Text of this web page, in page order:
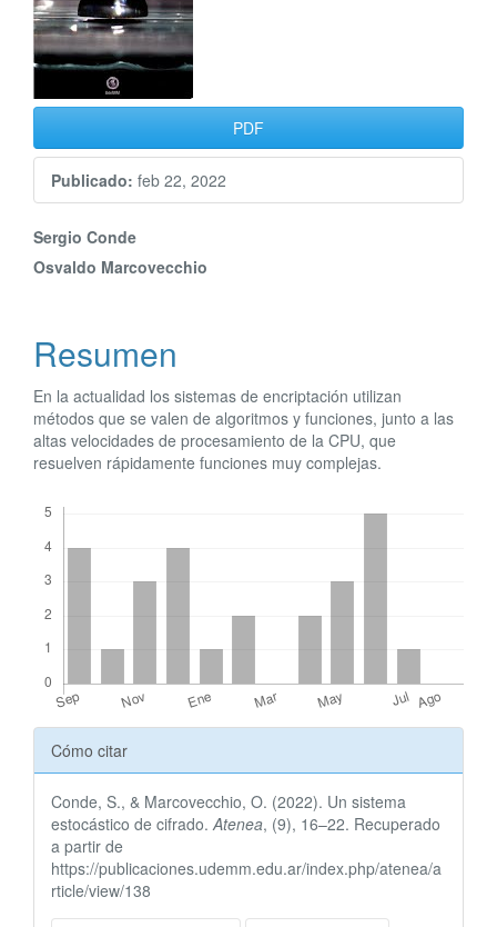
artículo
PDF
Publicado: feb 22, 2022
Contenido
principal
artículo
Sergio Conde
Osvaldo Marcovecchio
Resumen
En la actualidad los sistemas de encriptación utilizan
métodos que se valen de algoritmos y funciones, junto a las
altas velocidades de procesamiento de la CPU, que
resuelven rápidamente funciones muy complejas.
Detalles
del
artículo
Cómo citar
Conde, S., & Marcovecchio, O. (2022). Un sistema
estocástico de cifrado.Atenea, (9), 16–22. Recuperado
a partir de
https://publicaciones.udemm.edu.ar/index.php/atenea/a
rticle/view/138